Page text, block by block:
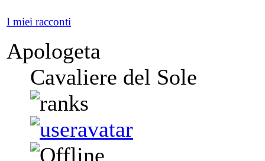
I miei racconti
Apologeta
Cavaliere del Sole